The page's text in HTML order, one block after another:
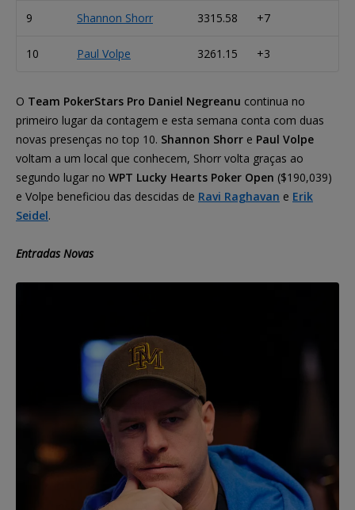
9 Shannon Shorr 3315.58 +7
10 Paul Volpe 3261.15 +3
O Team PokerStars Pro Daniel Negreanu continua no
primeiro lugar da contagem e esta semana conta com duas
novas presenças no top 10. Shannon Shorr e Paul Volpe
voltam a um local que conhecem, Shorr volta graças ao
segundo lugar no WPT Lucky Hearts Poker Open ($190,039)
e Volpe beneficiou das descidas de Ravi Raghavan e Erik
Seidel.
Entradas Novas